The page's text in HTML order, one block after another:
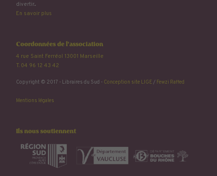
divertir...
En savoir plus
Coordonnées de l'association
4 rue Saint Ferréol 13001 Marseille
T. 04 96 12 43 42
Copyright © 2017 - Libraires du Sud - Conception site LIGE/ Fewzi Raffed
Mentions légales
Ils nous soutiennent